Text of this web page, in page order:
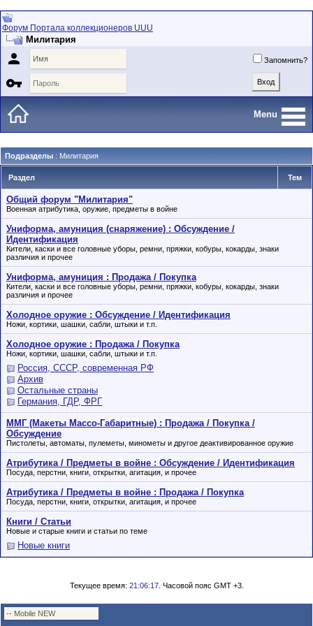
Форум Портала коллекционеров UUU
Милитария
 Запомнить?

Menu
Подразделы : Милитария
Раздел Тем
Общий форум "Милитария"
Военная атрибутика, оружие, предметы в войне
Униформа, амуниция (снаряжение) : Обсуждение /
Идентификация
Кители, каски и все головные уборы, ремни, пряжки, кобуры, кокарды, знаки
различия и прочее
Униформа, амуниция : Продажа / Покупка
Кители, каски и все головные уборы, ремни, пряжки, кобуры, кокарды, знаки
различия и прочее
Холодное оружие : Обсуждение / Идентификация
Ножи, кортики, шашки, сабли, штыки и т.п.
Холодное оружие : Продажа / Покупка
Ножи, кортики, шашки, сабли, штыки и т.п.
Россия, СССР, современная РФ
Архив
Остальные страны
Германия, ГДР, ФРГ
ММГ (Макеты Массо-Габаритные) : Продажа / Покупка /
Обсуждение
Пистолеты, автоматы, пулеметы, минометы и другое деактивированное оружие
Атрибутика / Предметы в войне : Обсуждение / Идентификация
Посуда, перстни, книги, открытки, агитация, и прочее
Атрибутика / Предметы в войне : Продажа / Покупка
Посуда, перстни, книги, открытки, агитация, и прочее
Книги / Статьи
Новые и старые книги и статьи по теме
Новые книги
Текущее время: 21:06:17. Часовой пояс GMT +3.